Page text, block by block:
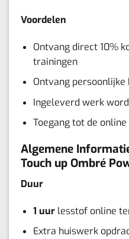
Voordelen
Ontvang direct 10%
trainingen
Ontvang
Ingeleverd werk
Toegang tot de
Algemene
Touch up Ombré
Duur
1 uurlesstof online
Extra huiswerk